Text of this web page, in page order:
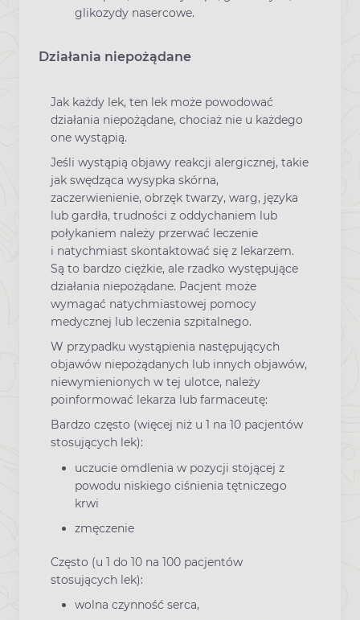
glikozydy nasercowe.
Działania niepożądane
Jak każdy lek, ten lek może powodować
działania niepożądane, chociaż nie u każdego
one wystąpią.
Jeśli wystąpią objawy reakcji alergicznej, takie
jak swędząca wysypka skórna,
zaczerwienienie, obrzęk twarzy, warg, języka
lub gardła, trudności z oddychaniem lub
połykaniem należy przerwać leczenie
i natychmiast skontaktować się z lekarzem.
Są to bardzo ciężkie, ale rzadko występujące
działania niepożądane. Pacjent może
wymagać natychmiastowej pomocy
medycznej lub leczenia szpitalnego.
W przypadku wystąpienia następujących
objawów niepożądanych lub innych objawów,
niewymienionych w tej ulotce, należy
poinformować lekarza lub farmaceutę:
Bardzo często (więcej niż u 1 na 10 pacjentów
stosujących lek):
uczucie omdlenia w pozycji stojącej z
powodu niskiego ciśnienia tętniczego
krwi
zmęczenie
Często (u 1 do 10 na 100 pacjentów
stosujących lek):
wolna czynność serca,